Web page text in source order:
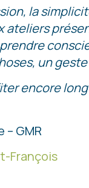
la
un geste
encore
GMR
François